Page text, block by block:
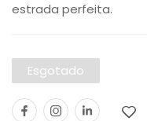
estrada perfeita.
Esgotado